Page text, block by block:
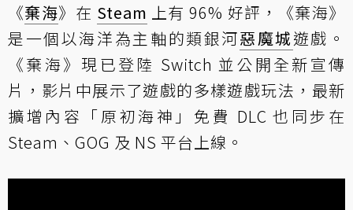
《棄海》在 Steam 上有 96% 好評，《棄海》
是一個以海洋為主軸的類銀河惡魔城遊戲。
《棄海》現已登陸 Switch 並公開全新宣傳
片，影片中展示了遊戲的多樣遊戲玩法，最新
擴增內容「原初海神」免費 DLC 也同步在
Steam、GOG 及 NS 平台上線。